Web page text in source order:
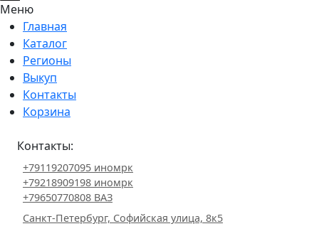
Меню
Главная
Каталог
Регионы
Выкуп
Контакты
Корзина
Контакты:
+79119207095 иномрк
+79218909198 иномрк
+79650770808 ВАЗ
Санкт-Петербург, Софийская улица, 8к5